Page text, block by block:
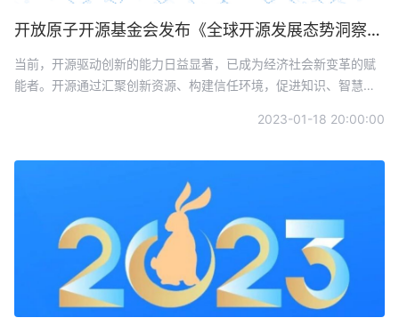
开放原子开源基金会发布《全球开源发展态势洞察》2023年第一期 | 总第三期
当前，开源驱动创新的能力日益显著，已成为经济社会新变革的赋
能者。开源通过汇聚创新资源、构建信任环境，促进知识、智慧、
新成果的落地，已经成为软件技术升级和产业发展的主要模式，也
2023-01-18 20:00:00